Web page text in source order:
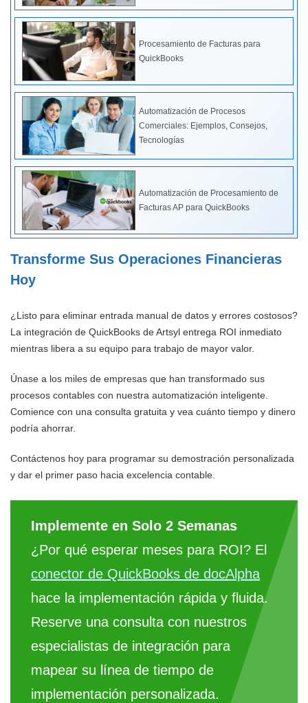
Procesamiento de Facturas para
QuickBooks
Automatización de Procesos
Comerciales: Ejemplos, Consejos,
Tecnologías
Automatización de Procesamiento de
Facturas AP para QuickBooks
Transforme Sus Operaciones Financieras
Hoy
¿Listo para eliminar entrada manual de datos y errores costosos?
La integración de QuickBooks de Artsyl entrega ROI inmediato
mientras libera a su equipo para trabajo de mayor valor.
Únase a los miles de empresas que han transformado sus
procesos contables con nuestra automatización inteligente.
Comience con una consulta gratuita y vea cuánto tiempo y dinero
podría ahorrar.
Contáctenos hoy para programar su demostración personalizada
y dar el primer paso hacia excelencia contable.
Implemente en Solo 2 Semanas
¿Por qué esperar meses para ROI? El
conector de QuickBooks de docAlpha
hace la implementación rápida y fluida.
Reserve una consulta con nuestros
especialistas de integración para
mapear su línea de tiempo de
implementación personalizada.